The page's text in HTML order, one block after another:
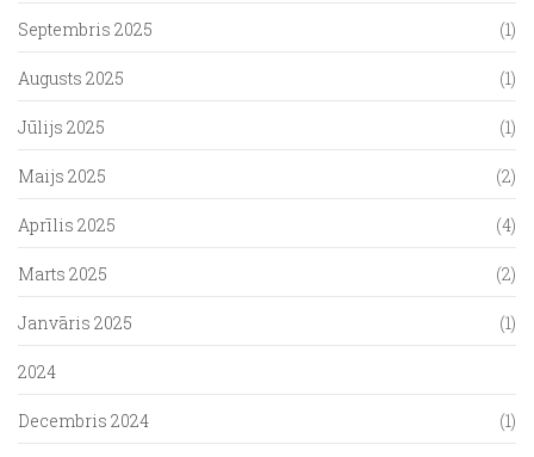
Septembris 2025 (1)
Augusts 2025 (1)
Jūlijs 2025 (1)
Maijs 2025 (2)
Aprīlis 2025 (4)
Marts 2025 (2)
Janvāris 2025 (1)
2024
Decembris 2024 (1)